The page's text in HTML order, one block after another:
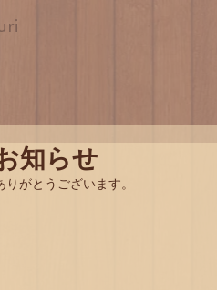
知らせ
がとうございます。